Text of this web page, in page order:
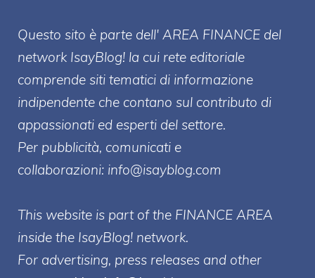
Questo sito è parte dell' AREA FINANCE del
network IsayBlog! la cui rete editoriale
comprende siti tematici di informazione
indipendente che contano sul contributo di
appassionati ed esperti del settore.
Per pubblicità, comunicati e
collaborazioni: info@isayblog.com
This website is part of the FINANCE AREA
inside the IsayBlog! network.
For advertising, press releases and other